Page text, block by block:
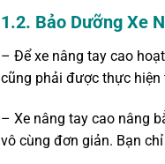
1.2. Bảo Dưỡng Xe
– Để xe nâng tay cao
cũng phải được thực hiện
– Xe nâng tay cao nâng
vô cùng đơn giản. Bạn